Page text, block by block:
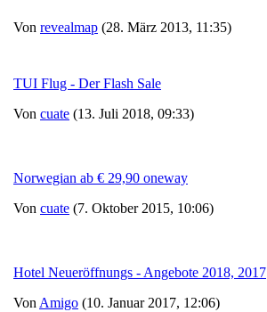
Von revealmap (28. März 2013, 11:35)
TUI Flug - Der Flash Sale
Von cuate (13. Juli 2018, 09:33)
Norwegian ab € 29,90 oneway
Von cuate (7. Oktober 2015, 10:06)
Hotel Neueröffnungs - Angebote 2018, 2017
Von Amigo (10. Januar 2017, 12:06)